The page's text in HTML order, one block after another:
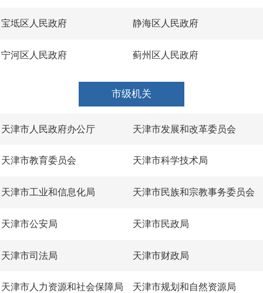
宝坻区人民政府 静海区人民政府
宁河区人民政府 蓟州区人民政府
市级机关
天津市人民政府办公厅 天津市发展和改革委员会
天津市教育委员会 天津市科学技术局
天津市工业和信息化局 天津市民族和宗教事务委员会
天津市公安局 天津市民政局
天津市司法局 天津市财政局
天津市人力资源和社会保障局 天津市规划和自然资源局